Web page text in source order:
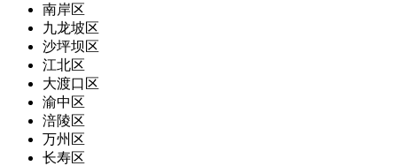
南岸区
九龙坡区
沙坪坝区
江北区
大渡口区
渝中区
涪陵区
万州区
长寿区